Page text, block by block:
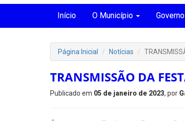
Início O Município
Página Inicial Notícias
TRANSMISSÃO DA
Publicado em 05 de janeiro de 2023, por